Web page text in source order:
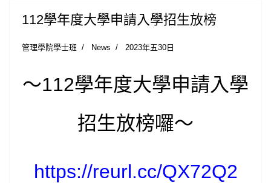
112學年度大學申請入學招生放榜
管理學院學士班 News 2023年五30日
～112學年度大學申請入學
招生放榜囉～
https://reurl.cc/QX72Q2